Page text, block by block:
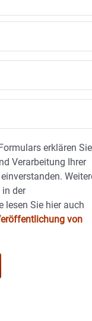
erklären Sie
Verarbeitung Ihrer
der
lesen Sie hier auch
von